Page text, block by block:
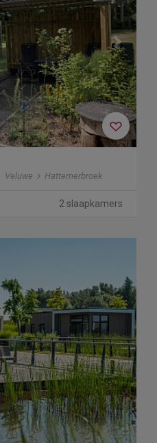
Veluwe Hattemerbroek
2 slaapkamers